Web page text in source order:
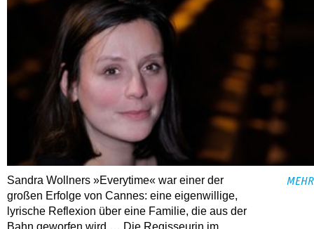
Sandra Wollners »Everytime« war einer der
großen Erfolge von Cannes: eine eigenwillige,
lyrische Reflexion über eine ­Familie, die aus der
Bahn geworfen wird … Die Regisseurin im
MEHR